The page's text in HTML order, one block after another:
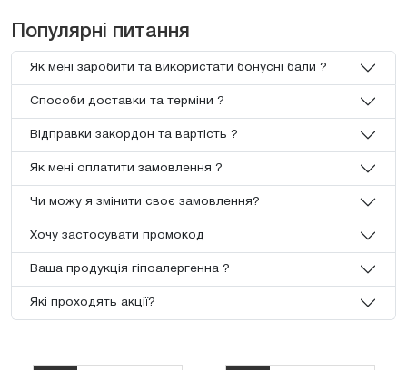
Популярні питання
Як мені заробити та використати бонусні бали ?
Способи доставки та терміни ?
Відправки закордон та вартість ?
Як мені оплатити замовлення ?
Чи можу я змінити своє замовлення?
Хочу застосувати промокод
Ваша продукція гіпоалергенна ?
Які проходять акції?